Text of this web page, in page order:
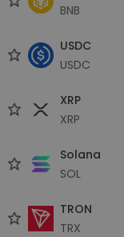
BNB
USDC
USDC
XRP
XRP
Solana
SOL
TRON
TRX